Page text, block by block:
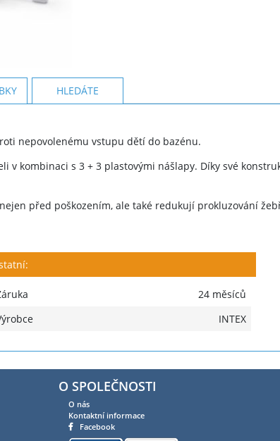
HLEDÁTE
nepovolenému vstupu dětí do bazénu.
v kombinaci s 3 + 3 plastovými nášlapy. Díky své
před poškozením, ale také redukují prokluzování
24 měsíců
INTEX
O SPOLEČNOSTI
O nás
Kontaktní informace
Facebook